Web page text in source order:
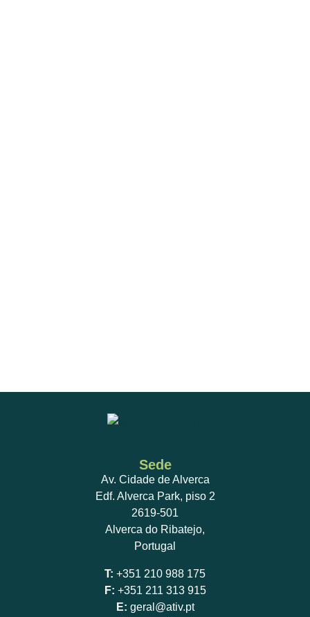
Sede
Av. Cidade de Alverca
Edf. Alverca Park, piso 2
2619-501
Alverca do Ribatejo,
Portugal
T: +351 210 988 175
F: +351 211 313 915
E: geral@ativ.pt